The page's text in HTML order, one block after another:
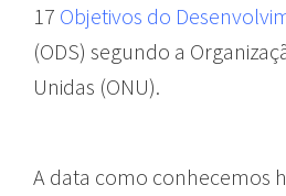
17 Objetivos do
(ODS) segundo a
Unidas (ONU).
A data como conhecemos